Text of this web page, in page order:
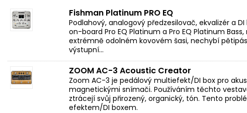
Fishman Platinum PRO EQ
Podlahový, analogový předzesilovač, ekvalizér a
on-board Pro EQ Platinum a Pro EQ Platinum
extrémně odolném kovovém šasi, nechybí
výstupní...
ZOOM AC-3 Acoustic Creator
Zoom AC-3 je pedálový multiefekt/DI box pro
magnetickými snímači. Používáním těchto
ztrácejí svůj přirozený, organický, tón. Tento
efektem/DI boxem.